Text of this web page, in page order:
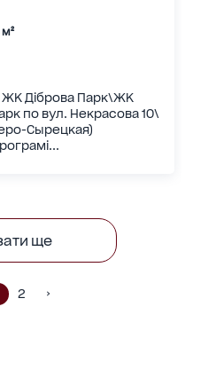
м²
ЖК Діброва Парк\ЖК
по вул. Некрасова 10\
Сырецкая)
ще
2